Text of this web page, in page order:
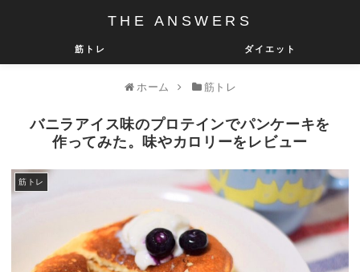
THE ANSWERS
筋トレ ダイエット
ホーム 筋トレ
バニラアイス味のプロテインでパンケーキを
作ってみた。味やカロリーをレビュー
筋トレ